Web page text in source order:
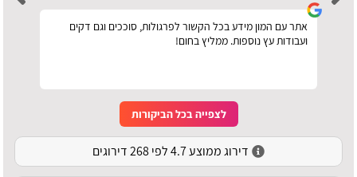
אתר עם המון מידע בכל הקשור לפרגולות, סוככים וגם דקים
ועבודות עץ נוספות. ממליץ בחום!
לצפייה בכל הביקורות
דירוג ממוצע 4.7 לפי 268 דירוגים